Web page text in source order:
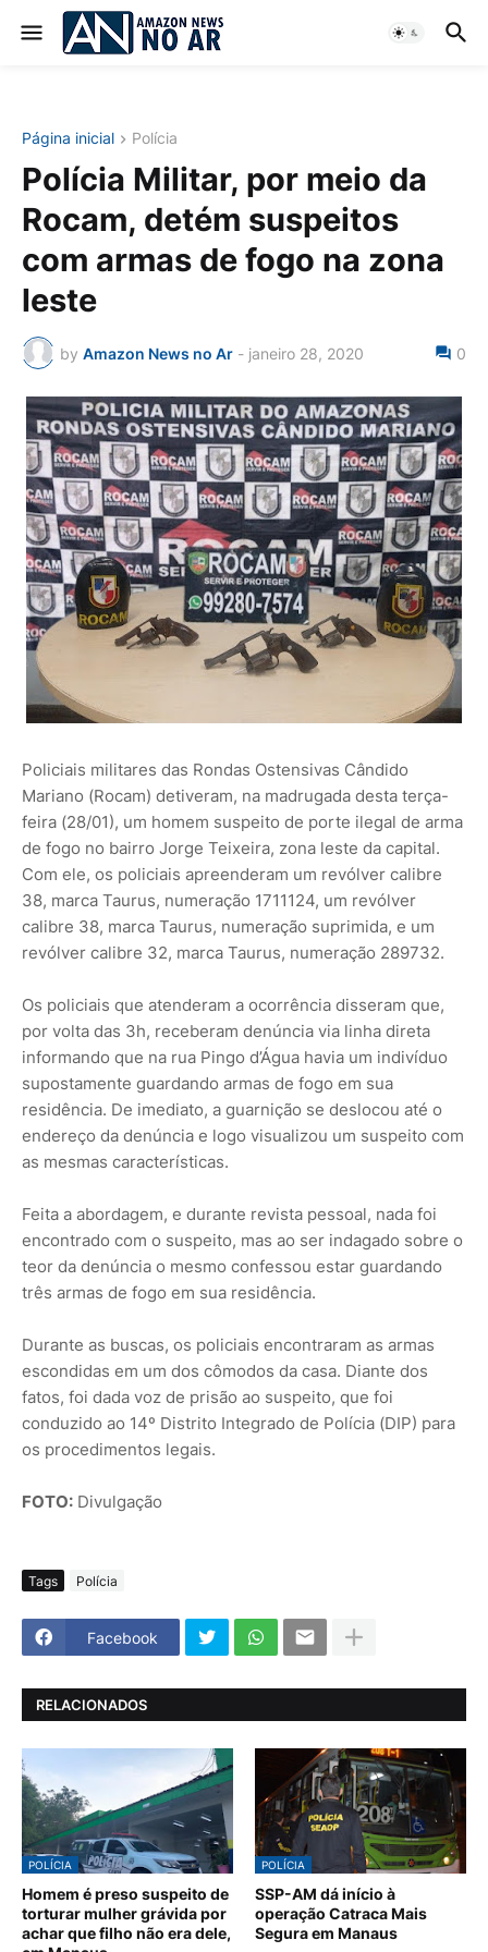
Página inicial Polícia
Polícia Militar, por meio da
Rocam, detém suspeitos
com armas de fogo na zona
leste
by Amazon News no Ar - janeiro 28, 2020 0
Policiais militares das Rondas Ostensivas Cândido
Mariano (Rocam) detiveram, na madrugada desta terça-
feira (28/01), um homem suspeito de porte ilegal de arma
de fogo no bairro Jorge Teixeira, zona leste da capital.
Com ele, os policiais apreenderam um revólver calibre
38, marca Taurus, numeração 1711124, um revólver
calibre 38, marca Taurus, numeração suprimida, e um
revólver calibre 32, marca Taurus, numeração 289732.
Os policiais que atenderam a ocorrência disseram que,
por volta das 3h, receberam denúncia via linha direta
informando que na rua Pingo d’Água havia um indivíduo
supostamente guardando armas de fogo em sua
residência. De imediato, a guarnição se deslocou até o
endereço da denúncia e logo visualizou um suspeito com
as mesmas características.
Feita a abordagem, e durante revista pessoal, nada foi
encontrado com o suspeito, mas ao ser indagado sobre o
teor da denúncia o mesmo confessou estar guardando
três armas de fogo em sua residência.
Durante as buscas, os policiais encontraram as armas
escondidas em um dos cômodos da casa. Diante dos
fatos, foi dada voz de prisão ao suspeito, que foi
conduzido ao 14º Distrito Integrado de Polícia (DIP) para
os procedimentos legais.
FOTO: Divulgação
Tags Polícia
Facebook
RELACIONADOS
POLÍCIA
Homem é preso suspeito de
torturar mulher grávida por
achar que filho não era dele,
POLÍCIA
SSP-AM dá início à
operação Catraca Mais
Segura em Manaus